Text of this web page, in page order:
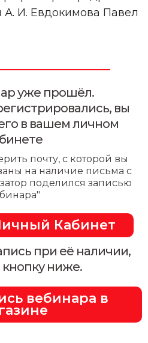
И. Евдокимова Павел
уже прошёл.
вы
в вашем личном
почту, с которой вы
на наличие письма с
поделился записью
Кабинет
при её наличии,
ниже.
вебинара в